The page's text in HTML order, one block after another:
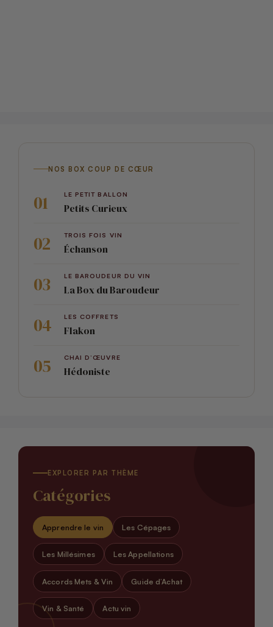
NOS BOX COUP DE CŒUR
LE PETIT BALLON
Petits Curieux
TROIS FOIS VIN
Échanson
LE BAROUDEUR DU VIN
La Box du Baroudeur
LES COFFRETS
Flakon
CHAI D’ŒUVRE
Hédoniste
EXPLORER PAR THÈME
Catégories
Apprendre le vin Les Cépages
Les Millésimes Les Appellations
Accords Mets & Vin Guide d’Achat
Vin & Santé Actu vin